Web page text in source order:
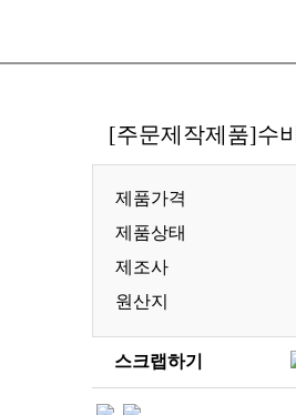
[주문제작제품]수
제품가격
제품상태
제조사
원산지
스크랩하기